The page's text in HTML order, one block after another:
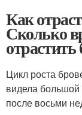
Как
Сколько
отрастить
Цикл роста
видела большой
после восьми